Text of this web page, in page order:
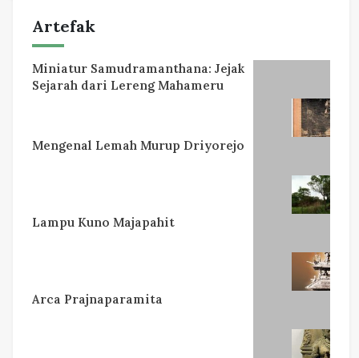
Artefak
Miniatur Samudramanthana: Jejak
Sejarah dari Lereng Mahameru
Mengenal Lemah Murup Driyorejo
Lampu Kuno Majapahit
Arca Prajnaparamita